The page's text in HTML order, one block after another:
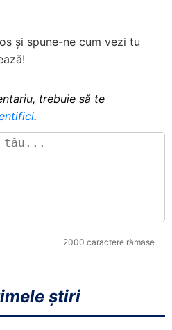
și spune-ne cum vezi tu
trebuie să te
.
2000 caractere rămase
știri